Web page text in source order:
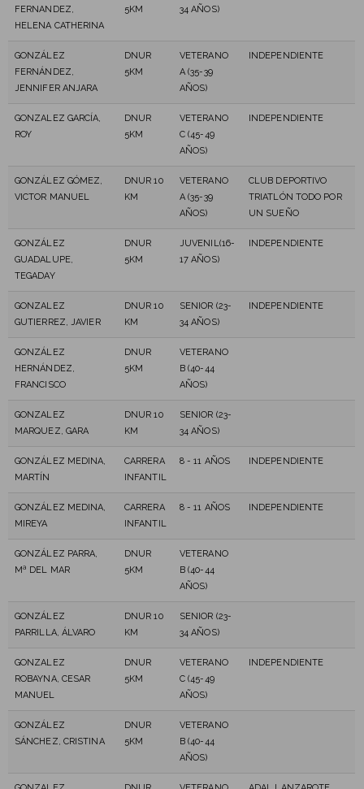
FERNANDEZ,
HELENA CATHERINA
5KM
34 AÑOS)
GONZÁLEZ
FERNÁNDEZ,
JENNIFER ANJARA
DNUR
5KM
VETERANO
A (35-39
AÑOS)
INDEPENDIENTE
GONZALEZ GARCÍA,
ROY
DNUR
5KM
VETERANO
C (45-49
AÑOS)
INDEPENDIENTE
GONZÁLEZ GÓMEZ,
VICTOR MANUEL
DNUR 10
KM
VETERANO
A (35-39
AÑOS)
CLUB DEPORTIVO
TRIATLÓN TODO POR
UN SUEÑO
GONZÁLEZ
GUADALUPE,
TEGADAY
DNUR
5KM
JUVENIL(16-
17 AÑOS)
INDEPENDIENTE
GONZALEZ
GUTIERREZ, JAVIER
DNUR 10
KM
SENIOR (23-
34 AÑOS)
INDEPENDIENTE
GONZÁLEZ
HERNÁNDEZ,
FRANCISCO
DNUR
5KM
VETERANO
B (40-44
AÑOS)
GONZALEZ
MARQUEZ, GARA
DNUR 10
KM
SENIOR (23-
34 AÑOS)
GONZÁLEZ MEDINA,
MARTÍN
CARRERA
INFANTIL
8 - 11 AÑOS INDEPENDIENTE
GONZÁLEZ MEDINA,
MIREYA
CARRERA
INFANTIL
8 - 11 AÑOS INDEPENDIENTE
GONZÁLEZ PARRA,
Mª DEL MAR
DNUR
5KM
VETERANO
B (40-44
AÑOS)
GONZÁLEZ
PARRILLA, ÁLVARO
DNUR 10
KM
SENIOR (23-
34 AÑOS)
GONZALEZ
ROBAYNA, CESAR
MANUEL
DNUR
5KM
VETERANO
C (45-49
AÑOS)
INDEPENDIENTE
GONZÁLEZ
SÁNCHEZ, CRISTINA
DNUR
5KM
VETERANO
B (40-44
AÑOS)